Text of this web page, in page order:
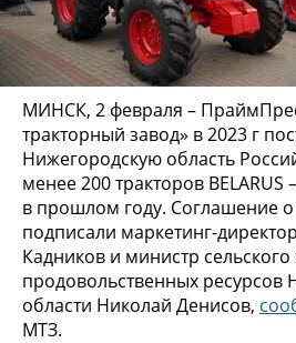
МИНСК, 2 февраля –
тракторный завод» в 2023 г
Нижегородскую область
менее 200 тракторов
в прошлом году. Соглашение о
подписали маркетинг-
Кадников и министр сельского
продовольственных ресурсов
области Николай Денисов,
МТЗ.